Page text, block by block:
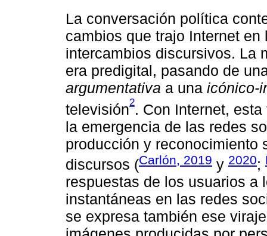
La conversación política
cambios que trajo Internet
intercambios discursivos. La
era predigital, pasando de
argumentativa a una icónico-
televisión2. Con Internet,
la emergencia de las redes
producción y reconocimiento
discursos (Carlón, 2019 y 2020;
respuestas de los usuarios
instantáneas en las redes
se expresa también ese